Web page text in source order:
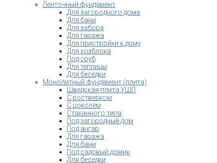
Ленточный фундамент
Для загородного дома
Для бани
Для забора
Для гаража
Для пристройки к дому
Для хозблока
Под сруб
Для теплицы
Для беседки
Монолитный фундамент (плита)
Шведская плита УШП
С ростверком
С цоколем
Стаканного типа
Под загородный дом
Под ангар
Для гаража
Для бани
Под садовый домик
Для беседки